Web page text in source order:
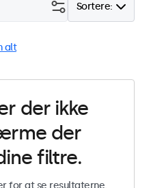
Sortere:
alt
der ikke
der
filtre.
for at se resultaterne,